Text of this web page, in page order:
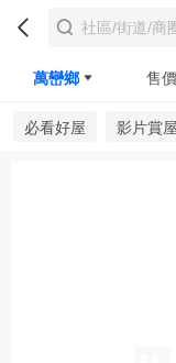
萬巒鄉 售價
必看好屋 影片賞屋